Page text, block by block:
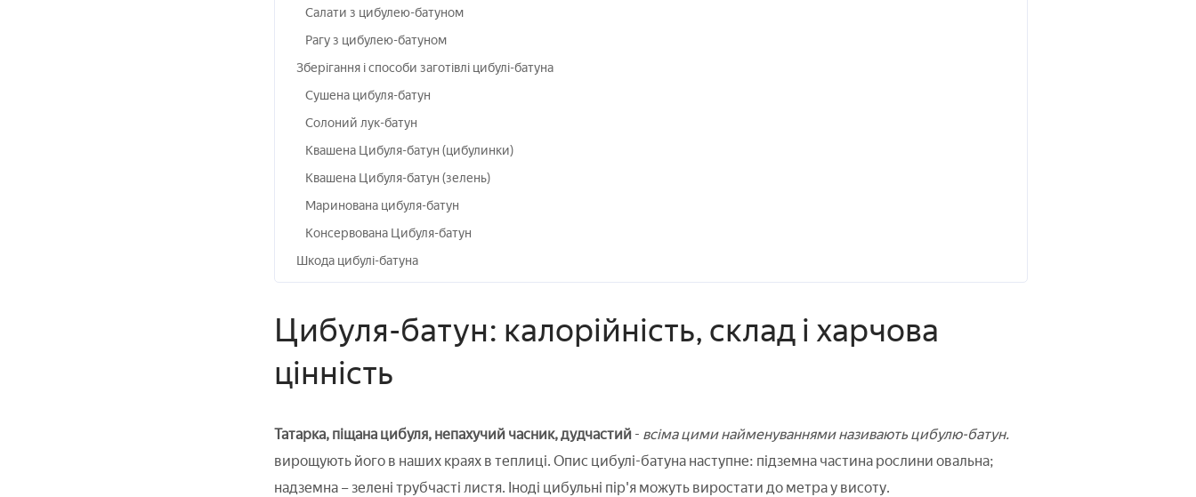
Салати з цибулею-батуном
Рагу з цибулею-батуном
Зберігання і способи заготівлі цибулі-батуна
Сушена цибуля-батун
Солоний лук-батун
Квашена Цибуля-батун (цибулинки)
Квашена Цибуля-батун (зелень)
Маринована цибуля-батун
Консервована Цибуля-батун
Шкода цибулі-батуна
Цибуля-батун: калорійність, склад і харчова
цінність
Татарка, піщана цибуля, непахучий часник, дудчастий- всіма цими найменуваннями називають цибулю-батун.
вирощують його в наших краях в теплиці. Опис цибулі-батуна наступне: підземна частина рослини овальна;
надземна – зелені трубчасті листя. Іноді цибульні пір'я можуть виростати до метра у висоту.